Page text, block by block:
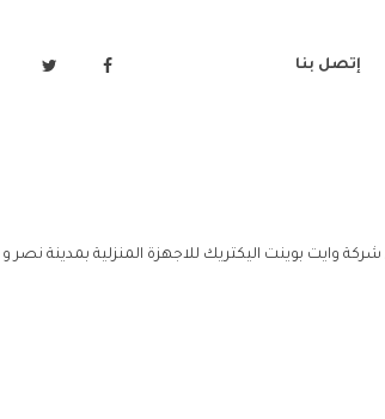
إتصل بنا
وايت بوينت اليكتريك للاجهزة المنزلية بمدينة نصر